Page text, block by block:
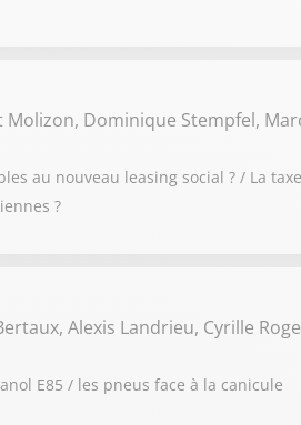
Molizon, Dominique Stempfel,
au nouveau leasing social ? / La
?
Alexis Landrieu, Cyrille
E85 / les pneus face à la canicule